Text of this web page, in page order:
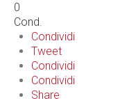
0
Cond.
Condividi
Tweet
Condividi
Condividi
Share